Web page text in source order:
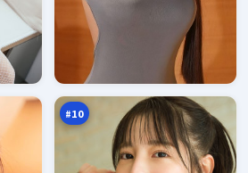
#10
界万